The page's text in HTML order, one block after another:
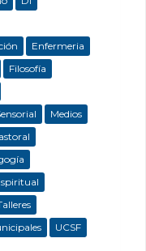
Enfermeria
Filosofía
Medios
UCSF